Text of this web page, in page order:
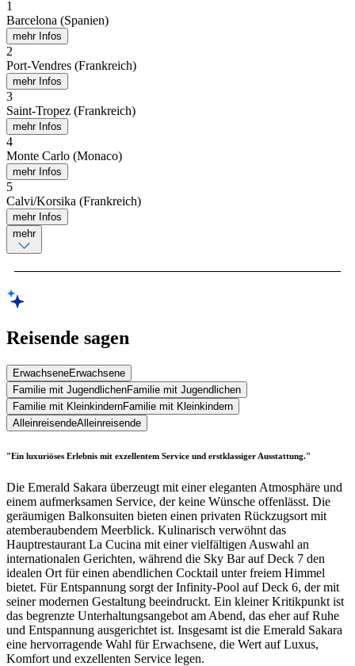
1
Barcelona (Spanien)
mehr Infos
2
Port-Vendres (Frankreich)
mehr Infos
3
Saint-Tropez (Frankreich)
mehr Infos
4
Monte Carlo (Monaco)
mehr Infos
5
Calvi/Korsika (Frankreich)
mehr Infos
mehr
Reisende sagen
ErwachseneErwachsene
Familie mit JugendlichenFamilie mit Jugendlichen
Familie mit KleinkindernFamilie mit Kleinkindern
AlleinreisendeAlleinreisende
"Ein luxuriöses Erlebnis mit exzellentem Service und erstklassiger Ausstattung."
Die Emerald Sakara überzeugt mit einer eleganten Atmosphäre und
einem aufmerksamen Service, der keine Wünsche offenlässt. Die
geräumigen Balkonsuiten bieten einen privaten Rückzugsort mit
atemberaubendem Meerblick. Kulinarisch verwöhnt das
Hauptrestaurant La Cucina mit einer vielfältigen Auswahl an
internationalen Gerichten, während die Sky Bar auf Deck 7 den
idealen Ort für einen abendlichen Cocktail unter freiem Himmel
bietet. Für Entspannung sorgt der Infinity-Pool auf Deck 6, der mit
seiner modernen Gestaltung beeindruckt. Ein kleiner Kritikpunkt ist
das begrenzte Unterhaltungsangebot am Abend, das eher auf Ruhe
und Entspannung ausgerichtet ist. Insgesamt ist die Emerald Sakara
eine hervorragende Wahl für Erwachsene, die Wert auf Luxus,
Komfort und exzellenten Service legen.